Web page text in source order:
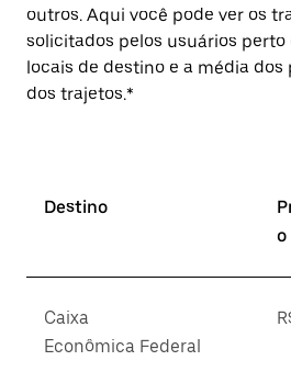
outros. Aqui você pode ver os
solicitados pelos usuários perto
locais de destino e a média dos
dos trajetos.*
Destino
o
Caixa
Econômica Federal